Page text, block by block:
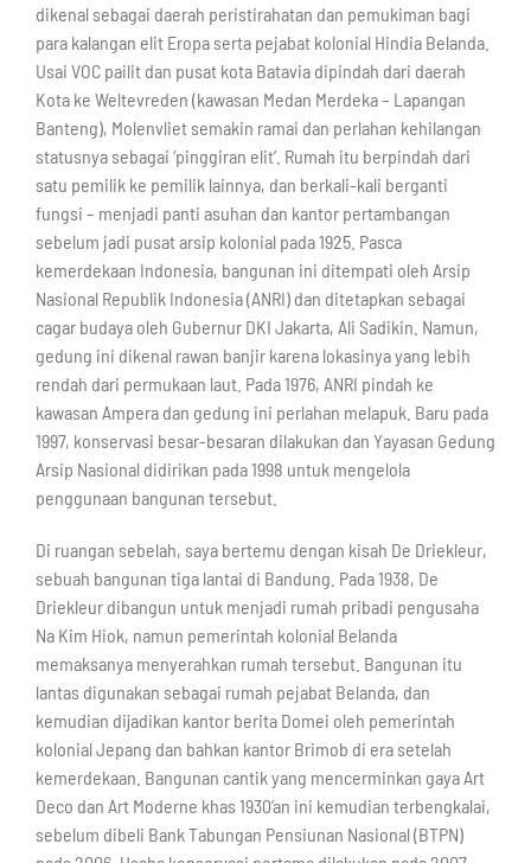
dikenal sebagai daerah peristirahatan dan pemukiman bagi
para kalangan elit Eropa serta pejabat kolonial Hindia Belanda.
Usai VOC pailit dan pusat kota Batavia dipindah dari daerah
Kota ke Weltevreden (kawasan Medan Merdeka – Lapangan
Banteng), Molenvliet semakin ramai dan perlahan kehilangan
statusnya sebagai ‘pinggiran elit’. Rumah itu berpindah dari
satu pemilik ke pemilik lainnya, dan berkali-kali berganti
fungsi – menjadi panti asuhan dan kantor pertambangan
sebelum jadi pusat arsip kolonial pada 1925. Pasca
kemerdekaan Indonesia, bangunan ini ditempati oleh Arsip
Nasional Republik Indonesia (ANRI) dan ditetapkan sebagai
cagar budaya oleh Gubernur DKI Jakarta, Ali Sadikin. Namun,
gedung ini dikenal rawan banjir karena lokasinya yang lebih
rendah dari permukaan laut. Pada 1976, ANRI pindah ke
kawasan Ampera dan gedung ini perlahan melapuk. Baru pada
1997, konservasi besar-besaran dilakukan dan Yayasan Gedung
Arsip Nasional didirikan pada 1998 untuk mengelola
penggunaan bangunan tersebut.
Di ruangan sebelah, saya bertemu dengan kisah De Driekleur,
sebuah bangunan tiga lantai di Bandung. Pada 1938, De
Driekleur dibangun untuk menjadi rumah pribadi pengusaha
Na Kim Hiok, namun pemerintah kolonial Belanda
memaksanya menyerahkan rumah tersebut. Bangunan itu
lantas digunakan sebagai rumah pejabat Belanda, dan
kemudian dijadikan kantor berita Domei oleh pemerintah
kolonial Jepang dan bahkan kantor Brimob di era setelah
kemerdekaan. Bangunan cantik yang mencerminkan gaya Art
Deco dan Art Moderne khas 1930’an ini kemudian terbengkalai,
sebelum dibeli Bank Tabungan Pensiunan Nasional (BTPN)